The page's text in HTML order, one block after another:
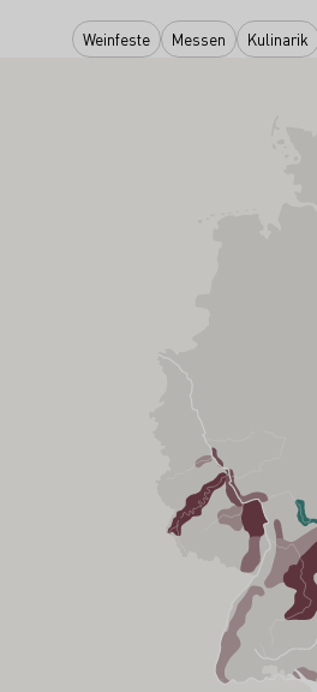
Weinfeste Messen Kulinarik